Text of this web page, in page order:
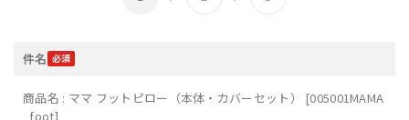
件名
商品名 : ママ フットピロー（本体・カバーセット） [005001MAMA
_foot]